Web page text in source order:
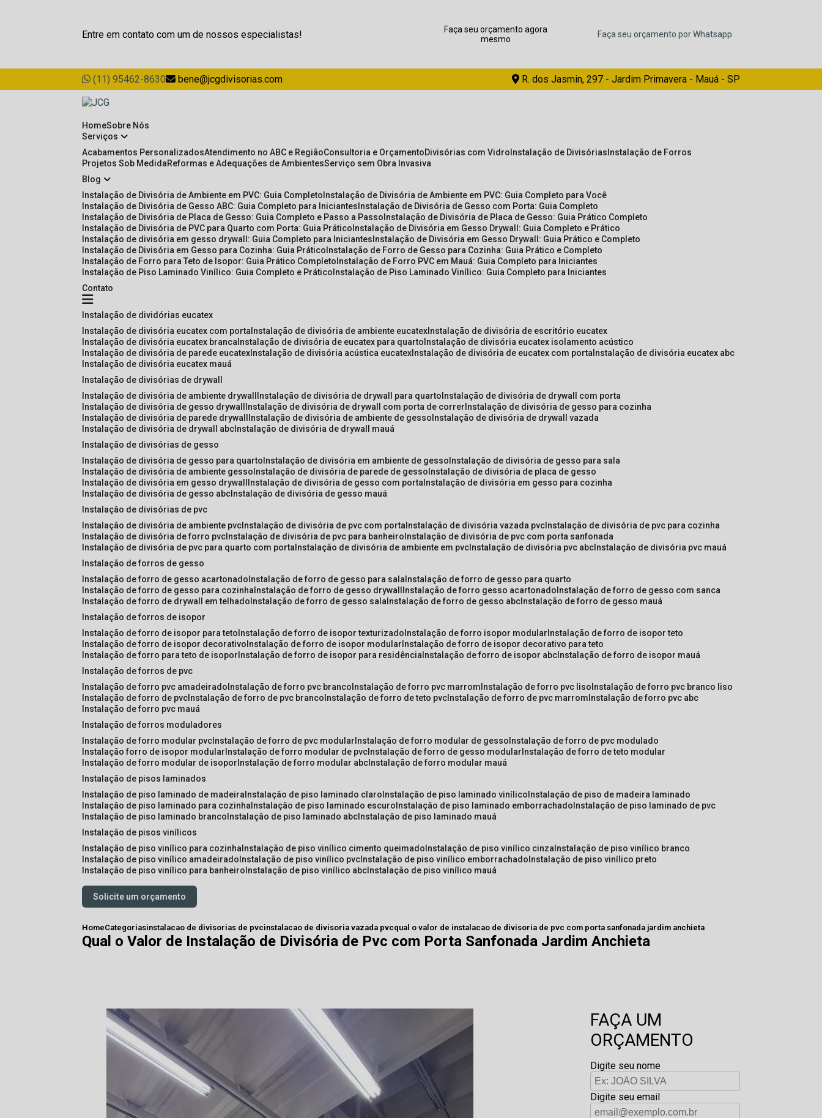
Entre em contato com um de nossos especialistas!
Faça seu orçamento agora
mesmo
Faça seu orçamento por Whatsapp
(11) 95462-8630 bene@jcgdivisorias.com R. dos Jasmin, 297 - Jardim Primavera - Mauá - SP
Home Sobre Nós
Serviços
Acabamentos Personalizados Atendimento no ABC e Região Consultoria e Orçamento Divisórias com Vidro Instalação de Divisórias Instalação de Forros
Projetos Sob Medida
Reformas e Adequações de Ambientes Serviço sem Obra Invasiva
Blog
Instalação de Divisória de Ambiente em PVC: Guia Completo Instalação de Divisória de Ambiente em PVC: Guia Completo para Você
Instalação de Divisória de Gesso ABC: Guia Completo para Iniciantes Instalação de Divisória de Gesso com Porta: Guia Completo
Instalação de Divisória de Placa de Gesso: Guia Completo e Passo a Passo Instalação de Divisória de Placa de Gesso: Guia Prático Completo
Instalação de Divisória de PVC para Quarto com Porta: Guia Prático Instalação de Divisória em Gesso Drywall: Guia Completo e Prático
Instalação de divisória em gesso drywall: Guia Completo para Iniciantes Instalação de Divisória em Gesso Drywall: Guia Prático e Completo
Instalação de Divisória em Gesso para Cozinha: Guia Prático Instalação de Forro de Gesso para Cozinha: Guia Prático e Completo
Instalação de Forro para Teto de Isopor: Guia Prático Completo Instalação de Forro PVC em Mauá: Guia Completo para Iniciantes
Instalação de Piso Laminado Vinílico: Guia Completo e Prático Instalação de Piso Laminado Vinílico: Guia Completo para Iniciantes
Contato
instalação de dividórias eucatex
instalação de divisória eucatex com porta instalação de divisória de ambiente eucatex instalação de divisória de escritório eucatex
instalação de divisória eucatex branca instalação de divisória de eucatex para quarto instalação de divisória eucatex isolamento acústico
instalação de divisória de parede eucatex instalação de divisória acústica eucatex instalação de divisória de eucatex com porta instalação de divisória eucatex abc
instalação de divisória eucatex mauá
instalação de divisórias de drywall
instalação de divisória de ambiente drywall
instalação de divisória de drywall para quarto instalação de divisória de drywall com porta
instalação de divisória de gesso drywall
instalação de divisória de drywall com porta de correr instalação de divisória de gesso para cozinha
instalação de divisória de parede drywall
instalação de divisória de ambiente de gesso instalação de divisória de drywall vazada
instalação de divisória de drywall abc instalação de divisória de drywall mauá
instalação de divisórias de gesso
instalação de divisória de gesso para quarto instalação de divisória em ambiente de gesso instalação de divisória de gesso para sala
instalação de divisória de ambiente gesso instalação de divisória de parede de gesso instalação de divisória de placa de gesso
instalação de divisória em gesso drywall
instalação de divisória de gesso com porta instalação de divisória em gesso para cozinha
instalação de divisória de gesso abc instalação de divisória de gesso mauá
instalação de divisórias de pvc
instalação de divisória de ambiente pvc instalação de divisória de pvc com porta instalação de divisória vazada pvc instalação de divisória de pvc para cozinha
instalação de divisória de forro pvc instalação de divisória de pvc para banheiro instalação de divisória de pvc com porta sanfonada
instalação de divisória de pvc para quarto com porta instalação de divisória de ambiente em pvc instalação de divisória pvc abc instalação de divisória pvc mauá
instalação de forros de gesso
instalação de forro de gesso acartonado instalação de forro de gesso para sala instalação de forro de gesso para quarto
instalação de forro de gesso para cozinha instalação de forro de gesso drywall instalação de forro gesso acartonado instalação de forro de gesso com sanca
instalação de forro de drywall em telhado instalação de forro de gesso sala instalação de forro de gesso abc instalação de forro de gesso mauá
instalação de forros de isopor
instalação de forro de isopor para teto instalação de forro de isopor texturizado instalação de forro isopor modular instalação de forro de isopor teto
instalação de forro de isopor decorativo instalação de forro de isopor modular instalação de forro de isopor decorativo para teto
instalação de forro para teto de isopor instalação de forro de isopor para residência instalação de forro de isopor abc instalação de forro de isopor mauá
instalação de forros de pvc
instalação de forro pvc amadeirado instalação de forro pvc branco instalação de forro pvc marrom instalação de forro pvc liso instalação de forro pvc branco liso
instalação de forro de pvc instalação de forro de pvc branco instalação de forro de teto pvc instalação de forro de pvc marrom instalação de forro pvc abc
instalação de forro pvc mauá
instalação de forros moduladores
instalação de forro modular pvc instalação de forro de pvc modular instalação de forro modular de gesso instalação de forro de pvc modulado
instalação forro de isopor modular instalação de forro modular de pvc instalação de forro de gesso modular instalação de forro de teto modular
instalação de forro modular de isopor instalação de forro modular abc instalação de forro modular mauá
instalação de pisos laminados
instalação de piso laminado de madeira instalação de piso laminado claro instalação de piso laminado vinílico instalação de piso de madeira laminado
instalação de piso laminado para cozinha instalação de piso laminado escuro instalação de piso laminado emborrachado instalação de piso laminado de pvc
instalação de piso laminado branco instalação de piso laminado abc instalação de piso laminado mauá
instalação de pisos vinílicos
instalação de piso vinílico para cozinha instalação de piso vinílico cimento queimado instalação de piso vinílico cinza instalação de piso vinílico branco
instalação de piso vinílico amadeirado instalação de piso vinílico pvc instalação de piso vinílico emborrachado instalação de piso vinílico preto
instalação de piso vinílico para banheiro instalação de piso vinílico abc instalação de piso vinílico mauá
Solicite um orçamento
HomeCategoriasinstalacao de divisorias de pvcinstalacao de divisoria vazada pvcqual o valor de instalacao de divisoria de pvc com porta sanfonada jardim anchieta
Qual o Valor de Instalação de Divisória de Pvc com Porta Sanfonada Jardim Anchieta
FAÇA UM
ORÇAMENTO
Digite seu nome
Digite seu email